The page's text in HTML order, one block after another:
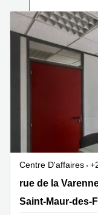
Strasbourg
Centres
d'affaires
Toulouse
Coworking
Lyon
bureaux
Centre D'affaires
30 rue de la
rue de la
Saint-Maur-des-